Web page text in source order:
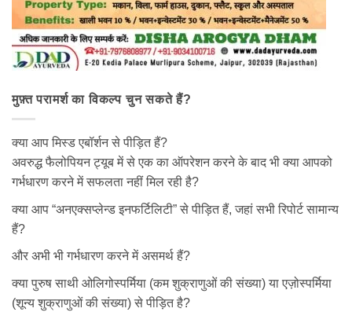
मुफ़्त परामर्श का विकल्प चुन सकते हैं?
क्या आप मिस्ड एबॉर्शन से पीड़ित हैं?
अवरुद्ध फैलोपियन ट्यूब में से एक का ऑपरेशन करने के बाद भी क्या आपको
गर्भधारण करने में सफलता नहीं मिल रही है?
क्या आप “अनएक्सप्लेन्ड इनफर्टिलिटी” से पीड़ित हैं, जहां सभी रिपोर्ट सामान्य
हैं?
और अभी भी गर्भधारण करने में असमर्थ हैं?
क्या पुरुष साथी ओलिगोस्पर्मिया (कम शुक्राणुओं की संख्या) या एज़ोस्पर्मिया
(शून्य शुक्राणुओं की संख्या) से पीड़ित है?